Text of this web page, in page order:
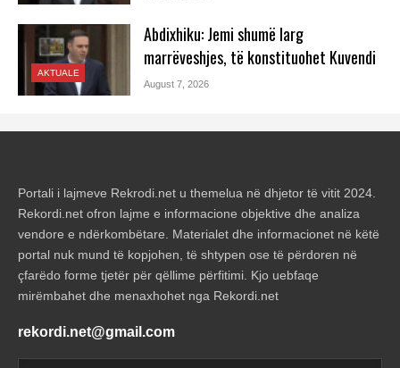
AKTUALE
Abdixhiku: Jemi shumë larg
marrëveshjes, të konstituohet Kuvendi
August 7, 2026
Portali i lajmeve Rekrodi.net u themelua në dhjetor të vitit 2024.
Rekordi.net ofron lajme e informacione objektive dhe analiza
vendore e ndërkombëtare. Materialet dhe informacionet në këtë
portal nuk mund të kopjohen, të shtypen ose të përdoren në
çfarëdo forme tjetër për qëllime përfitimi. Kjo uebfaqe
mirëmbahet dhe menaxhohet nga Rekordi.net
rekordi.net@gmail.com